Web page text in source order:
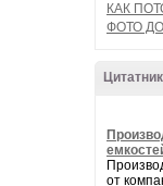
КАК
ФОТО
Цитатник
от